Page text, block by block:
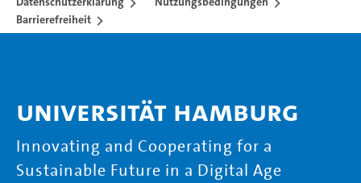
Barrierefreiheit
Universität Hamburg
Innovating and Cooperating for a
Sustainable Future in a Digital Age